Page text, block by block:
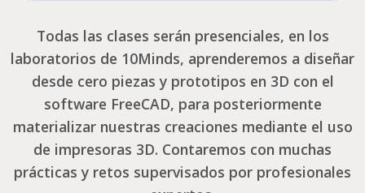
Todas las clases serán presenciales, en los
laboratorios de 10Minds, aprenderemos a diseñar
desde cero piezas y prototipos en 3D con el
software FreeCAD, para posteriormente
materializar nuestras creaciones mediante el uso
de impresoras 3D. Contaremos con muchas
prácticas y retos supervisados por profesionales